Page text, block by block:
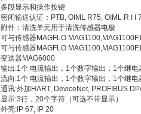
多段显示和操作按键
密闭输送认证：PTB, OIML R75, OIML R I I
附件：清洗单元用于清洗传感器电极
可与传感器MAGFLO
可与传感器MAGFLO
变送器MAG6000
输出:1个 电流输出，1个数字输出，1个继电
流向:1个 电流输出，1个数字输出，1个继电
通讯:外加HART, DeviceNet, PROFIBUS
显示:3行，20个字符（可选不带显示）
外壳:IP 67, IP 20